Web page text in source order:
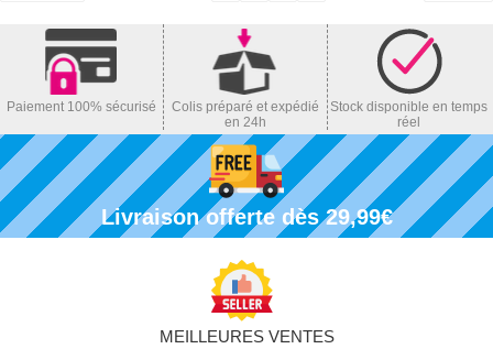
Paiement 100% sécurisé
Colis préparé et expédié
en 24h
Stock disponible en temps
réel
Livraison offerte dès 29,99€
MEILLEURES VENTES